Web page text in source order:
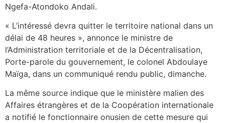
Ngefa-Atondoko Andali.
« L’intéressé devra quitter le territoire national dans un
délai de 48 heures », annonce le ministre de
l’Administration territoriale et de la Décentralisation,
Porte-parole du gouvernement, le colonel Abdoulaye
Maïga, dans un communiqué rendu public, dimanche.
La même source indique que le ministère malien des
Affaires étrangères et de la Coopération internationale
a notifié le fonctionnaire onusien de cette mesure qui